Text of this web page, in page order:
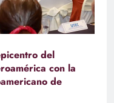
del
con la
de